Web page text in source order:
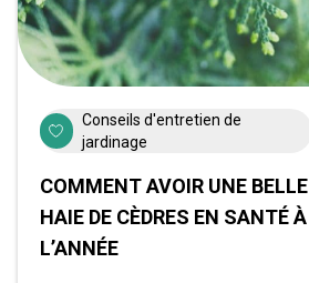
Conseils d'entretien de
jardinage
COMMENT AVOIR UNE BELLE
HAIE DE CÈDRES EN SANTÉ À
L’ANNÉE